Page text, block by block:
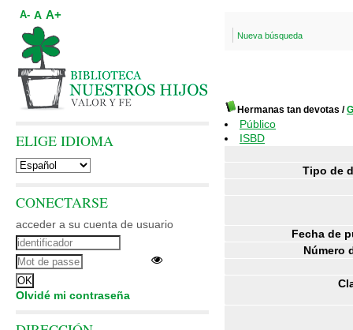
Nueva búsqueda
Hermanas tan devotas /
Público
ISBD
Tipo de
Fecha de
Número
A- A A+
ELIGE IDIOMA
CONECTARSE
acceder a su cuenta de usuario
Olvidé mi contraseña